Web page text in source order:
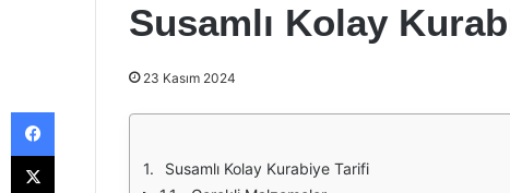
Susamlı Kolay
23 Kasım 2024
Susamlı Kolay Kurabiye Tarifi
Facebook
X